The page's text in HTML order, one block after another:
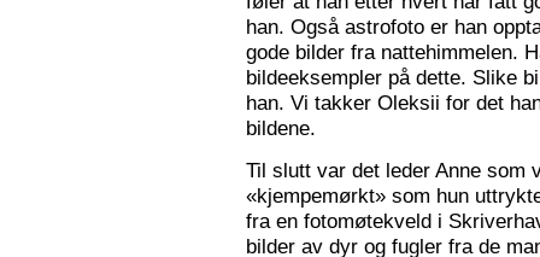
han. Også astrofoto er han
gode bilder fra nattehimmelen.
bildeeksempler på dette. Slike
han. Vi takker Oleksii for det
bildene.
Til slutt var det leder Anne som
«kjempemørkt» som hun
fra en fotomøtekveld i
bilder av dyr og fugler fra de